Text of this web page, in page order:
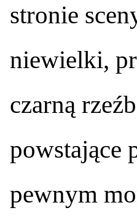
stronie
niewielki,
czarną
powstające
pewnym